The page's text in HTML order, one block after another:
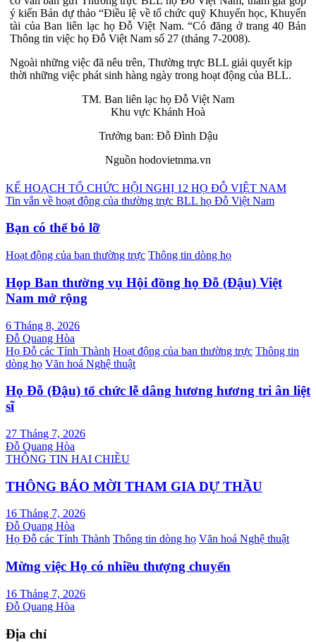
ý kiến Bản dự thảo “Điều lệ về tổ chức quỹ Khuyến học, Khuyến
tài của Ban liên lạc họ Đỗ Việt Nam. “Có đăng ở trang 40 Bản
Thông tin việc họ Đỗ Việt Nam số 27 (tháng 7-2008).
Ngoài những việc đã nêu trên, Thường trực BLL giải quyết kịp
thời những việc phát sinh hàng ngày trong hoạt động của BLL.
TM. Ban liên lạc họ Đỗ Việt Nam
Khu vực Khánh Hoà
Trưởng ban: Đỗ Đình Dậu
Nguồn hodovietnma.vn
Điều
hướng
bài
viết
KẾ HOẠCH TỔ CHỨC HỘI NGHỊ 12 HỌ ĐỖ VIỆT NAM
Tin vắn về hoạt động của thường trực BLL họ Đỗ Việt Nam
Bạn có thể bỏ lỡ
Hoạt động của ban thường trực Thông tin dòng họ
Họp Ban thường vụ Hội đồng họ Đỗ (Đậu) Việt
Nam mở rộng
6 Tháng 8, 2026
Đỗ Quang Hòa
Họ Đỗ các Tỉnh Thành Hoạt động của ban thường trực Thông tin
dòng họ Văn hoá Nghệ thuật
Họ Đỗ (Đậu) tổ chức lễ dâng hương hương tri ân liệt
sĩ
27 Tháng 7, 2026
Đỗ Quang Hòa
THÔNG TIN HAI CHIỀU
THÔNG BÁO MỜI THAM GIA DỰ THẦU
16 Tháng 7, 2026
Đỗ Quang Hòa
Họ Đỗ các Tỉnh Thành Thông tin dòng họ Văn hoá Nghệ thuật
Mừng việc Họ có nhiều thượng chuyển
16 Tháng 7, 2026
Đỗ Quang Hòa
Địa chỉ